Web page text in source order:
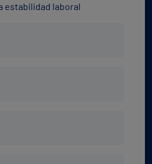
estabilidad laboral